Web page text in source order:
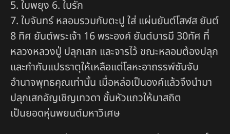
5. ใบพยุง 6. ใบรัก
7. ใบจันทร์ หลอมรวมกับตะปู ใส่ แผ่นยันต์โสฬส ยันต์
8 ทิศ ยันต์พระเจ้า 16 พระองค์ ยันต์บารมี 30ทัศ ที่
หลวงหลวงปู่ ปลุกเสก และจารไว้ ขณะหลอมต้องปลุก
และกำกับแปรธาตุให้เหลือแต่โลหะอาถรรพ์ซับจับ
อำนาจพุทธคุณเท่านั้น เมื่อหล่อเป็นองค์แล้วจึงนำมา
ปลุกเสกอัญเชิญเทวดา ชั้นหัวแถวให้มาสถิต
เป็นยอดหุ่นพยนต์มหาวิเศษ